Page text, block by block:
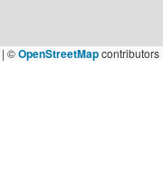
| ©OpenStreetMapcontributors